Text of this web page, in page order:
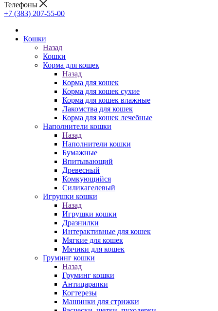
Телефоны
+7 (383) 207-55-00
Кошки
Назад
Кошки
Корма для кошек
Назад
Корма для кошек
Корма для кошек сухие
Корма для кошек влажные
Лакомства для кошек
Корма для кошек лечебные
Наполнители кошки
Назад
Наполнители кошки
Бумажные
Впитывающий
Древесный
Комкующийся
Силикагелевый
Игрушки кошки
Назад
Игрушки кошки
Дразнилки
Интерактивные для кошек
Мягкие для кошек
Мячики для кошек
Груминг кошки
Назад
Груминг кошки
Антицарапки
Когтерезы
Машинки для стрижки